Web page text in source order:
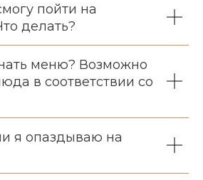
пойти на
делать?
меню? Возможно
в соответствии со
я опаздываю на